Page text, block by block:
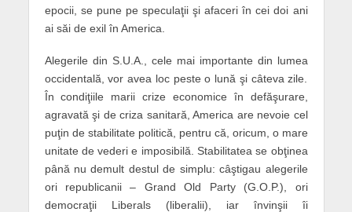
epocii, se pune pe speculaţii şi afaceri în cei doi ani
ai săi de exil în America.
Alegerile din S.U.A., cele mai importante din lumea
occidentală, vor avea loc peste o lună şi câteva zile.
În condiţiile marii crize economice în defăşurare,
agravată şi de criza sanitară, America are nevoie cel
puţin de stabilitate politică, pentru că, oricum, o mare
unitate de vederi e imposibilă. Stabilitatea se obţinea
până nu demult destul de simplu: câştigau alegerile
ori republicanii – Grand Old Party (G.O.P.), ori
democraţii Liberals (liberalii), iar învinşii îi